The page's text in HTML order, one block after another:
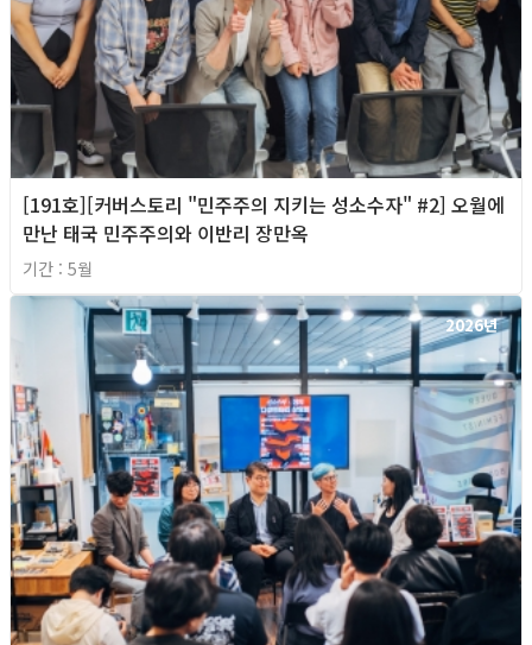
[191호][커버스토리 "민주주의 지키는 성소수자" #2] 오월에
만난 태국 민주주의와 이반리 장만옥
기간 : 5월
2026년